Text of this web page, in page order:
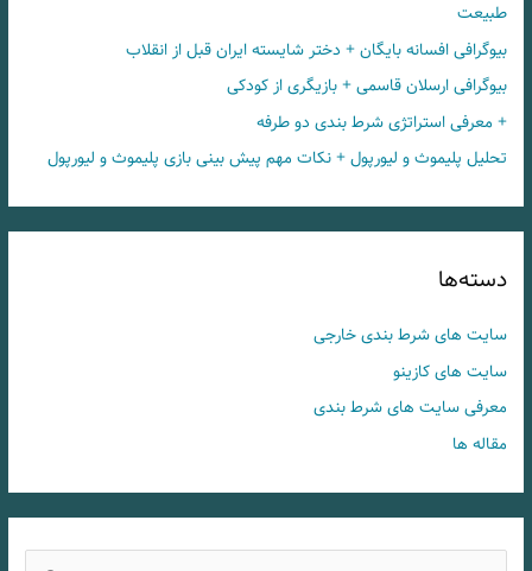
طبیعت
بیوگرافی افسانه بایگان + دختر شایسته ایران قبل از انقلاب
بیوگرافی ارسلان قاسمی + بازیگری از کودکی
+ معرفی استراتژی شرط بندی دو طرفه
تحلیل پلیموث و لیورپول + نکات مهم پیش بینی بازی پلیموث و لیورپول
دسته‌ها
سایت های شرط بندی خارجی
سایت های کازینو
معرفی سایت های شرط بندی
مقاله ها